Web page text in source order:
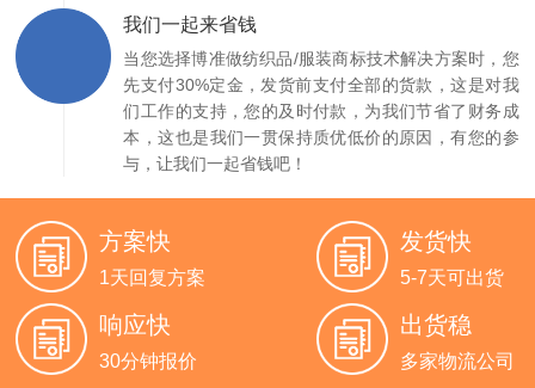
我们一起来省钱
当您选择博准做纺织品/服装商标技术解决方案时，您
先支付30%定金，发货前支付全部的货款，这是对我
们工作的支持，您的及时付款，为我们节省了财务成
本，这也是我们一贯保持质优低价的原因，有您的参
与，让我们一起省钱吧！
方案快
1天回复方案
发货快
5-7天可出货
响应快
30分钟报价
出货稳
多家物流公司